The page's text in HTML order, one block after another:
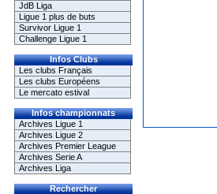
JdB Liga
Ligue 1 plus de buts
Survivor Ligue 1
Challenge Ligue 1
Infos Clubs
Les clubs Français
Les clubs Européens
Le mercato estival
Infos championnats
Archives Ligue 1
Archives Ligue 2
Archives Premier League
Archives Serie A
Archives Liga
Rechercher